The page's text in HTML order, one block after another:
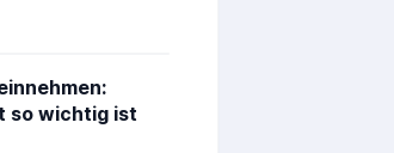
so wichtig ist